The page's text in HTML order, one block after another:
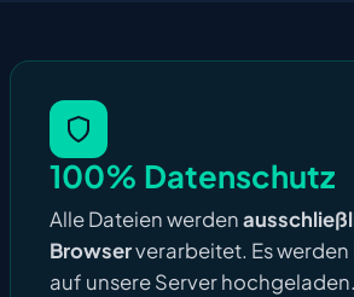
100% Datenschutz
Alle Dateien werden
Browserverarbeitet. Es werden
auf unsere Server